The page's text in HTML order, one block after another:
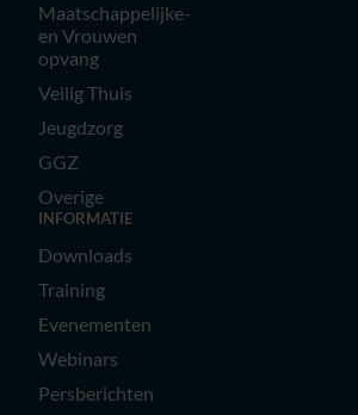
Maatschappelijke-
en Vrouwen
opvang
Veilig Thuis
Jeugdzorg
GGZ
Overige
INFORMATIE
Downloads
Training
Evenementen
Webinars
Persberichten